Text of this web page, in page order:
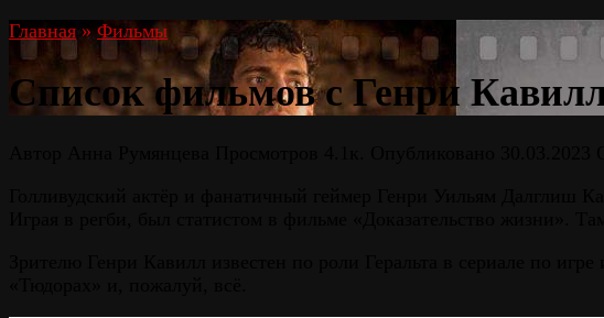
Главная » Фильмы
Список фильмов с Генри